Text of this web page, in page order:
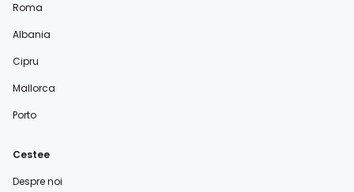
Roma
Albania
Cipru
Mallorca
Porto
Cestee
Despre noi